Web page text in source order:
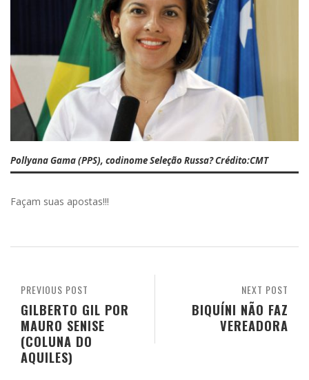
Pollyana Gama (PPS), codinome Seleção Russa? Crédito:CMT
Façam suas apostas!!!
NEXT POST
BIQUÍNI NÃO FAZ
VEREADORA
PREVIOUS POST
GILBERTO GIL POR
MAURO SENISE
(COLUNA DO
AQUILES)